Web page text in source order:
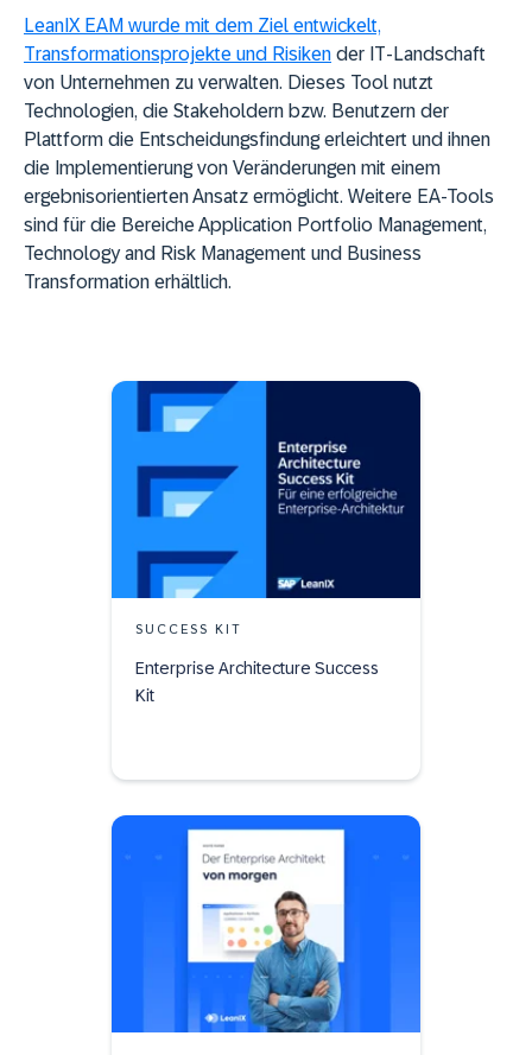
LeanIX EAM wurde mit dem Ziel entwickelt,
Transformationsprojekte und Risiken der IT-Landschaft
von Unternehmen zu verwalten. Dieses Tool nutzt
Technologien, die Stakeholdern bzw. Benutzern der
Plattform die Entscheidungsfindung erleichtert und ihnen
die Implementierung von Veränderungen mit einem
ergebnisorientierten Ansatz ermöglicht. Weitere EA-Tools
sind für die Bereiche Application Portfolio Management,
Technology and Risk Management und Business
Transformation erhältlich.
SUCCESS KIT
Enterprise Architecture Success
Kit